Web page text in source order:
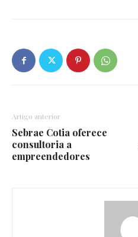
Artigo anterior
Sebrae Cotia oferece
consultoria a
empreendedores